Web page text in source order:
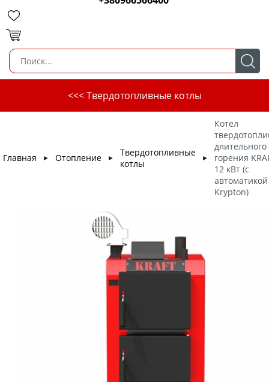
<<< Твердотопливные котлы
Главная ► Отопление ►
Твердотопливные
котлы
►
Котел
длительного
горения
12 кВт (с
автоматикой
Krypton)